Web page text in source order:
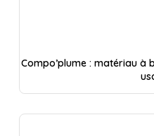
Compo’plume : matériau